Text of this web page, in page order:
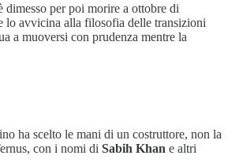
dimesso per poi morire a ottobre di
lo avvicina alla filosofia delle transizioni
a muoversi con prudenza mentre la
ha scelto le mani di un costruttore, non la
con i nomi di Sabih Khan e altri